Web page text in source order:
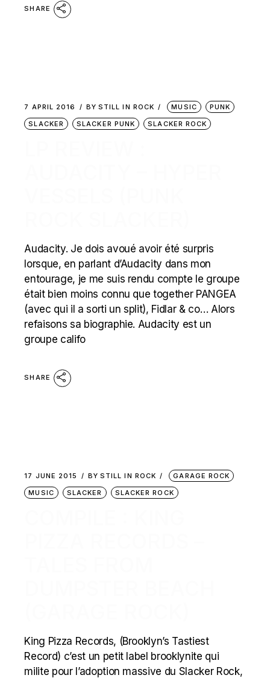
SHARE
7 APRIL 2016 BY STILL IN ROCK MUSIC
PUNK
SLACKER
SLACKER PUNK SLACKER ROCK
Audacity. Je dois avoué avoir été surpris
lorsque, en parlant d’Audacity dans mon
entourage, je me suis rendu compte le groupe
était bien moins connu que together PANGEA
(avec qui il a sorti un split), Fidlar & co… Alors
refaisons sa biographie. Audacity est un
groupe califo
SHARE
17 JUNE 2015 BY STILL IN ROCK
GARAGE ROCK
MUSIC
SLACKER SLACKER ROCK
King Pizza Records, (Brooklyn’s Tastiest
Record) c’est un petit label brooklynite qui
milite pour l’adoption massive du Slacker Rock,